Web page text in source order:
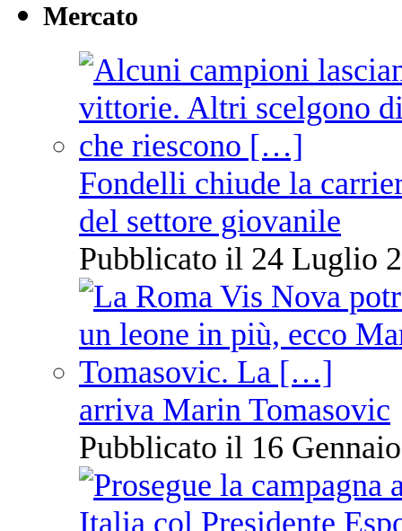
Mercato
Fondelli chiude la
del settore giovanile
Pubblicato il 24 Luglio
arriva Marin Tomasovic
Pubblicato il 16